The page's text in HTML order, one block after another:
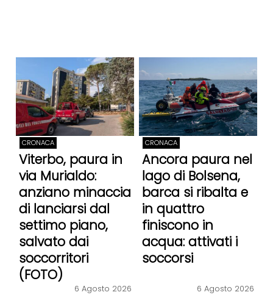
CRONACA
Viterbo, paura in
via Murialdo:
anziano minaccia
di lanciarsi dal
settimo piano,
salvato dai
soccorritori
(FOTO)
6 Agosto 2026
CRONACA
Ancora paura nel
lago di Bolsena,
barca si ribalta e
in quattro
finiscono in
acqua: attivati i
soccorsi
6 Agosto 2026